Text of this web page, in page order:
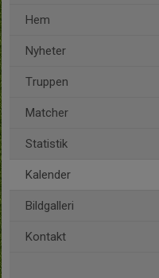
Hem
Nyheter
Truppen
Matcher
Statistik
Kalender
Bildgalleri
Kontakt